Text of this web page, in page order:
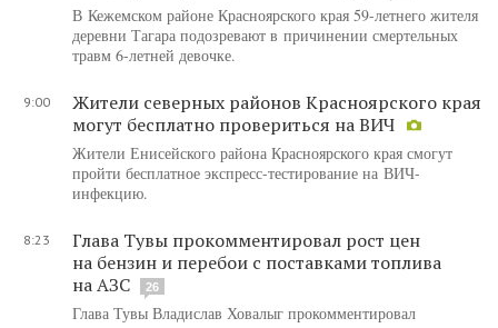
В Кежемском районе Красноярского края 59-летнего жителя
деревни Тагара подозревают в причинении смертельных
травм 6-летней девочке.
9:00
Жители северных районов Красноярского края
могут бесплатно провериться на ВИЧ
Жители Енисейского района Красноярского края смогут
пройти бесплатное экспресс-тестирование на ВИЧ-
инфекцию.
8:23
Глава Тувы прокомментировал рост цен
на бензин и перебои с поставками топлива
на АЗС
26
Глава Тувы Владислав Ховалыг прокомментировал